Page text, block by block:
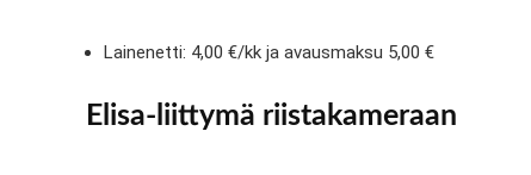
Lainenetti: 4,00 €/kk ja avausmaksu 5,00 €
Elisa-liittymä riistakameraan